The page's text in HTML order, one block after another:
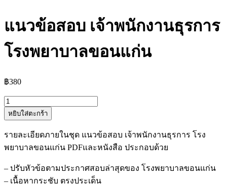
แนวข้อสอบ เจ้าพนักงานธุรการ
โรงพยาบาลขอนแก่น
฿380
จำนวน
แนว
เจ้า
พนักงาน
ธุรการ
โรง
หยิบใส่ตะกร้า
รายละเอียดภายในชุด แนวข้อสอบ เจ้าพนักงานธุรการ โรง
พยาบาลขอนแก่น PDFและหนังสือ ประกอบด้วย
– ปรับหัวข้อตามประกาศสอบล่าสุดของ โรงพยาบาลขอนแก่น
– เนื้อหากระชับ ตรงประเด็น